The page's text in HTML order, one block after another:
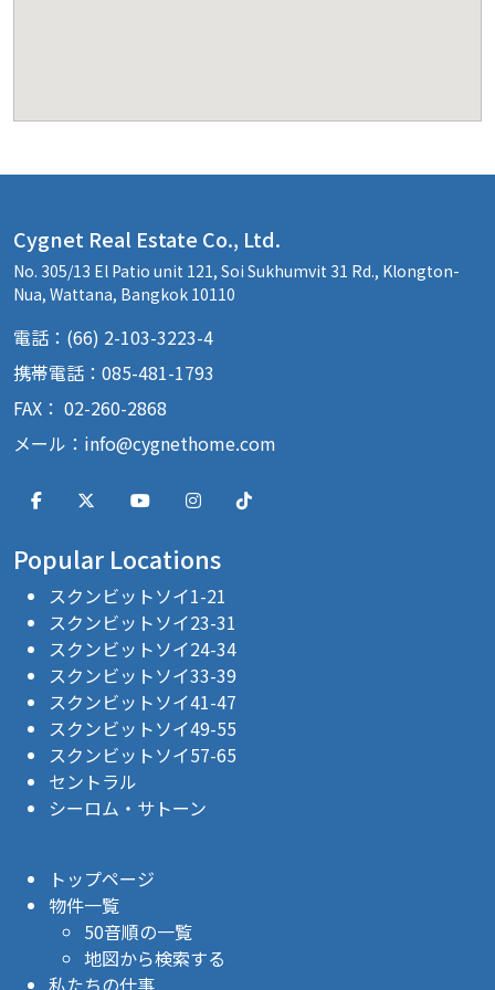
Cygnet Real Estate Co., Ltd.
No. 305/13 El Patio unit 121, Soi Sukhumvit 31 Rd., Klongton-
Nua, Wattana, Bangkok 10110
電話：(66) 2-103-3223-4
携帯電話：085-481-1793
FAX： 02-260-2868
メール： info@cygnethome.com
Popular Locations
スクンビットソイ1-21
スクンビットソイ23-31
スクンビットソイ24-34
スクンビットソイ33-39
スクンビットソイ41-47
スクンビットソイ49-55
スクンビットソイ57-65
セントラル
シーロム・サトーン
トップページ
物件一覧
50音順の一覧
地図から検索する
私たちの仕事